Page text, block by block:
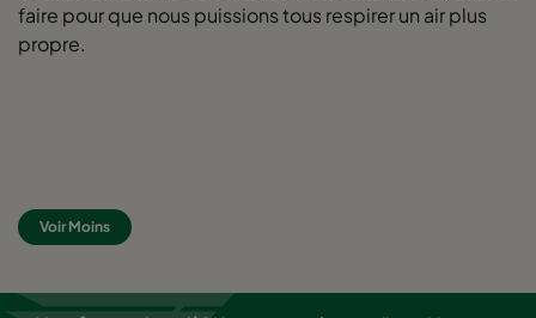
0160 287x592x520-5
0160 287x892x520-5
0160 592x592x600-8 ePM1 60% F7
faire pour que nous puissions tous respirer un air plus
propre.
Voir Moins